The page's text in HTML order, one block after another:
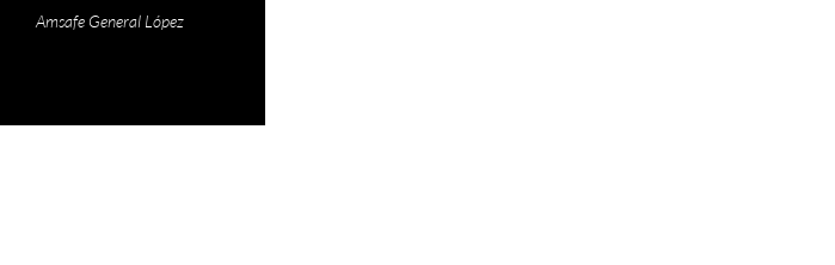
Amsafe General López